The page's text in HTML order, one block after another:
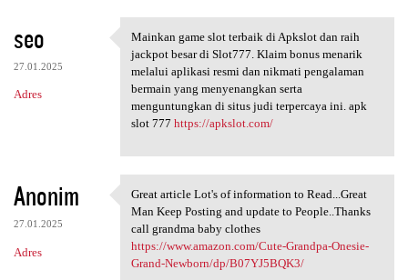
seo
27.01.2025
Adres
Mainkan game slot terbaik di
Mainkan game slot terbaik di Apkslot dan raih
jackpot besar di Slot777. Klaim bonus menarik
melalui aplikasi resmi dan nikmati pengalaman
bermain yang menyenangkan serta
menguntungkan di situs judi terpercaya ini. apk
slot 777 https://apkslot.com/
Anonim
27.01.2025
Adres
Great article Lot's of
Great article Lot's of information to Read...Great
Man Keep Posting and update to People..Thanks
call grandma baby clothes
https://www.amazon.com/Cute-Grandpa-Onesie-
Grand-Newborn/dp/B07YJ5BQK3/